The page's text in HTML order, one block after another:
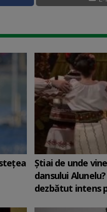
Știai de unde
dansului
dezbătut intens